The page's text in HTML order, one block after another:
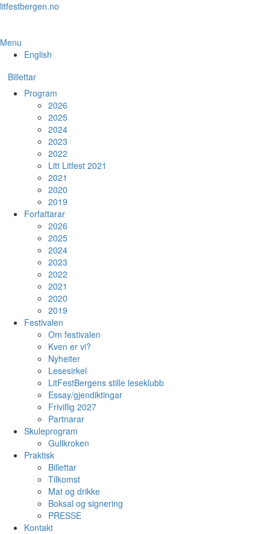
Skip
content
litfestbergen.no
Menu
English
Billettar
Program
2026
2025
2024
2023
2022
Litt Litfest 2021
2021
2020
2019
Forfattarar
2026
2025
2024
2023
2022
2021
2020
2019
Festivalen
Om festivalen
Kven er vi?
Nyheiter
Lesesirkel
LitFestBergens stille leseklubb
Essay/gjendiktingar
Frivillig 2027
Partnarar
Skuleprogram
Gullkroken
Praktisk
Billettar
Tilkomst
Mat og drikke
Boksal og signering
PRESSE
Kontakt